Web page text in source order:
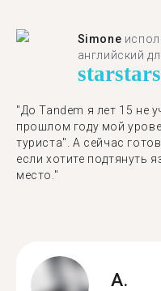
Simone
английский
starstar
"До Tandem я лет 15 не
прошлом году мой
туриста". А сейчас
если хотите подтянуть
место."
A.